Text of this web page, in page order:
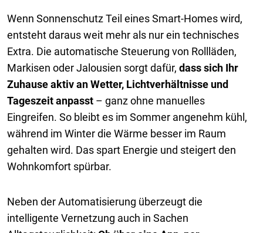
Wenn Sonnenschutz Teil eines Smart-Homes wird,
entsteht daraus weit mehr als nur ein technisches
Extra. Die automatische Steuerung von Rollläden,
Markisen oder Jalousien sorgt dafür, dass sich Ihr
Zuhause aktiv an Wetter, Lichtverhältnisse und
Tageszeit anpasst – ganz ohne manuelles
Eingreifen. So bleibt es im Sommer angenehm kühl,
während im Winter die Wärme besser im Raum
gehalten wird. Das spart Energie und steigert den
Wohnkomfort spürbar.
Neben der Automatisierung überzeugt die
intelligente Vernetzung auch in Sachen